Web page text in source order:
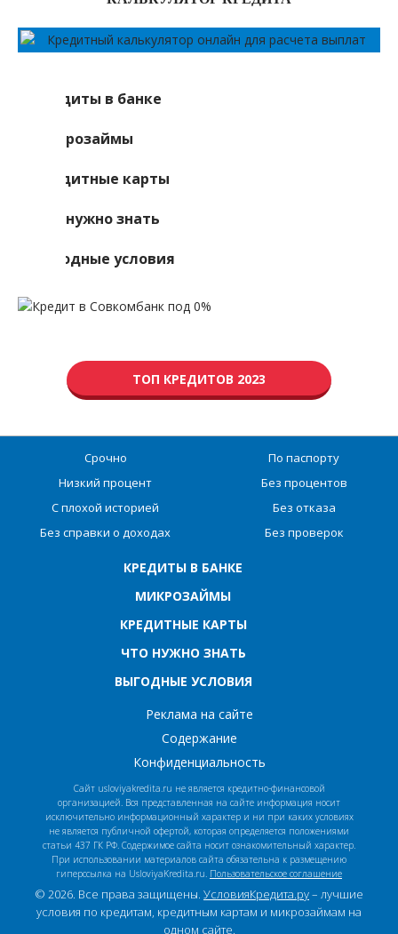
Кредиты в банке
Микрозаймы
Кредитные карты
Что нужно знать
Выгодные условия
ТОП КРЕДИТОВ 2023
Срочно
Низкий процент
С плохой историей
Без справки о доходах
По паспорту
Без процентов
Без отказа
Без проверок
КРЕДИТЫ В БАНКЕ
МИКРОЗАЙМЫ
КРЕДИТНЫЕ КАРТЫ
ЧТО НУЖНО ЗНАТЬ
ВЫГОДНЫЕ УСЛОВИЯ
Реклама на сайте
Содержание
Конфиденциальность
Сайт usloviyakredita.ru не является кредитно-финансовой
организацией. Вся представленная на сайте информация носит
исключительно информационный характер и ни при каких условиях
не является публичной офертой, которая определяется положениями
статьи 437 ГК РФ. Содержимое сайта носит ознакомительный характер.
При использовании материалов сайта обязательна к размещению
гиперссылка на UsloviyaKredita.ru. Пользовательское соглашение
© 2026. Все права защищены. УсловияКредита.ру– лучшие
условия по кредитам, кредитным картам и микрозаймам на
одном сайте.